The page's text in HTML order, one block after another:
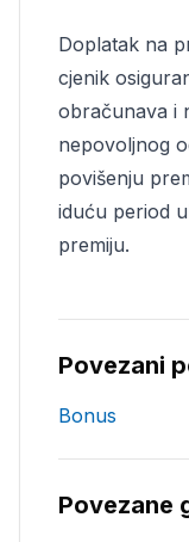
Doplatak na
cjenik
obračunava i
nepovoljnog
povišenju
iduću period
premiju.
Povezani
Bonus
Povezane